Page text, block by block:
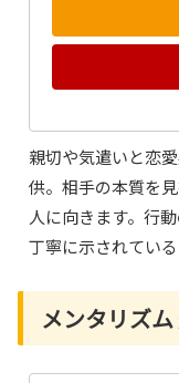
親切や気遣いと恋
供。相手の本質を
人に向きます。行
丁寧に示されてい
メンタリズ